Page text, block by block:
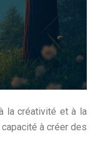
la créativité et à la
à créer des